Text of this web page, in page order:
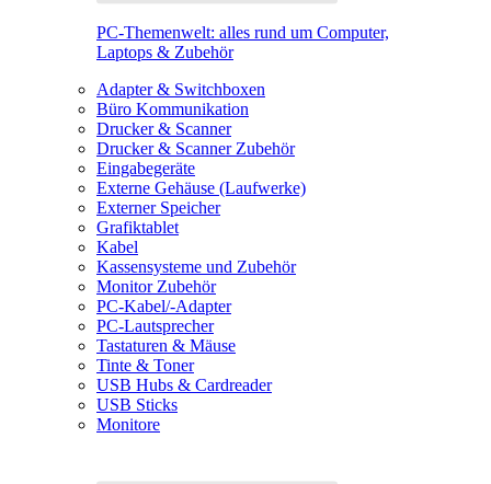
PC-Themenwelt: alles rund um Computer,
Laptops & Zubehör
Adapter & Switchboxen
Büro Kommunikation
Drucker & Scanner
Drucker & Scanner Zubehör
Eingabegeräte
Externe Gehäuse (Laufwerke)
Externer Speicher
Grafiktablet
Kabel
Kassensysteme und Zubehör
Monitor Zubehör
PC-Kabel/-Adapter
PC-Lautsprecher
Tastaturen & Mäuse
Tinte & Toner
USB Hubs & Cardreader
USB Sticks
Monitore